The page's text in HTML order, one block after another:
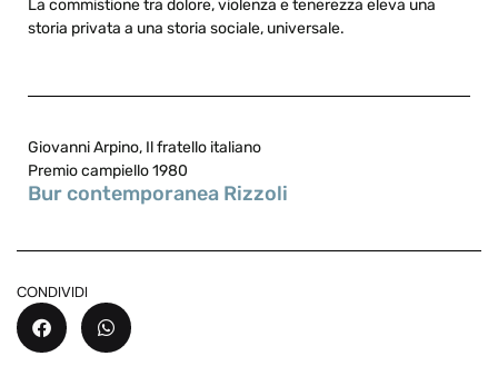
La commistione tra dolore, violenza e tenerezza eleva una
storia privata a una storia sociale, universale.
Giovanni Arpino, Il fratello italiano
Premio campiello 1980
Bur contemporanea Rizzoli
CONDIVIDI